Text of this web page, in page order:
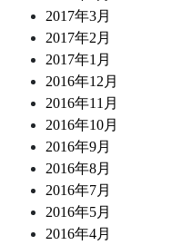
2017年3月
2017年2月
2017年1月
2016年12月
2016年11月
2016年10月
2016年9月
2016年8月
2016年7月
2016年5月
2016年4月